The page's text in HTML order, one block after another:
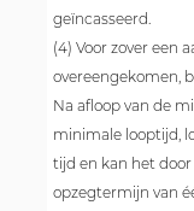
geïncasseerd.
(4) Voor zover een
overeengekomen,
Na afloop van de
minimale looptijd,
tijd en kan het
opzegtermijn van